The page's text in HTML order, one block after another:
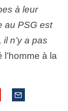
à leur
au PSG est
n’y a pas
l’homme à la